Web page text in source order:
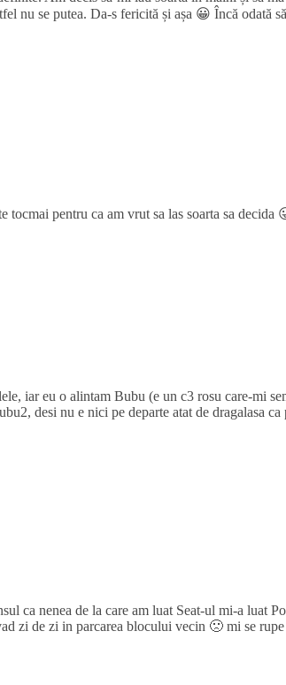
nu se putea. Da-s fericită și așa 😀 Încă odată
tocmai pentru ca am vrut sa las soarta sa decida
iar eu o alintam Bubu (e un c3 rosu care-mi
desi nu e nici pe departe atat de dragalasa ca
ca nenea de la care am luat Seat-ul mi-a luat
zi de zi in parcarea blocului vecin 🙁 mi se